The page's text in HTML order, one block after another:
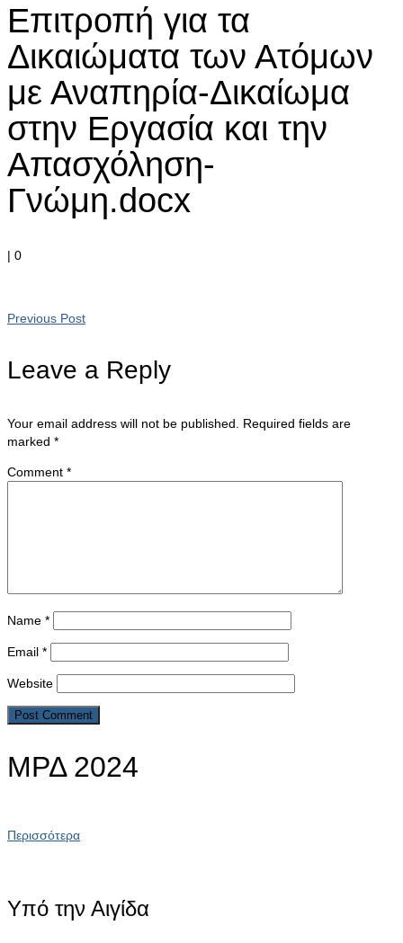
Επιτροπή για τα
Δικαιώματα των Ατόμων
με Αναπηρία-Δικαίωμα
στην Εργασία και την
Απασχόληση-
Γνώμη.docx
| 0
Previous Post
Leave a Reply
Your email address will not be published.
Required fields are
marked *
Comment *
Name *
Email *
Website
ΜΡΔ 2024
Περισσότερα
Υπό την Αιγίδα